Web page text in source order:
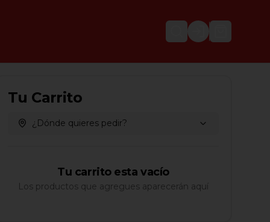
Login
Tu Carrito
¿Dónde quieres pedir?
Tu carrito esta vacío
Los productos que agregues aparecerán aquí